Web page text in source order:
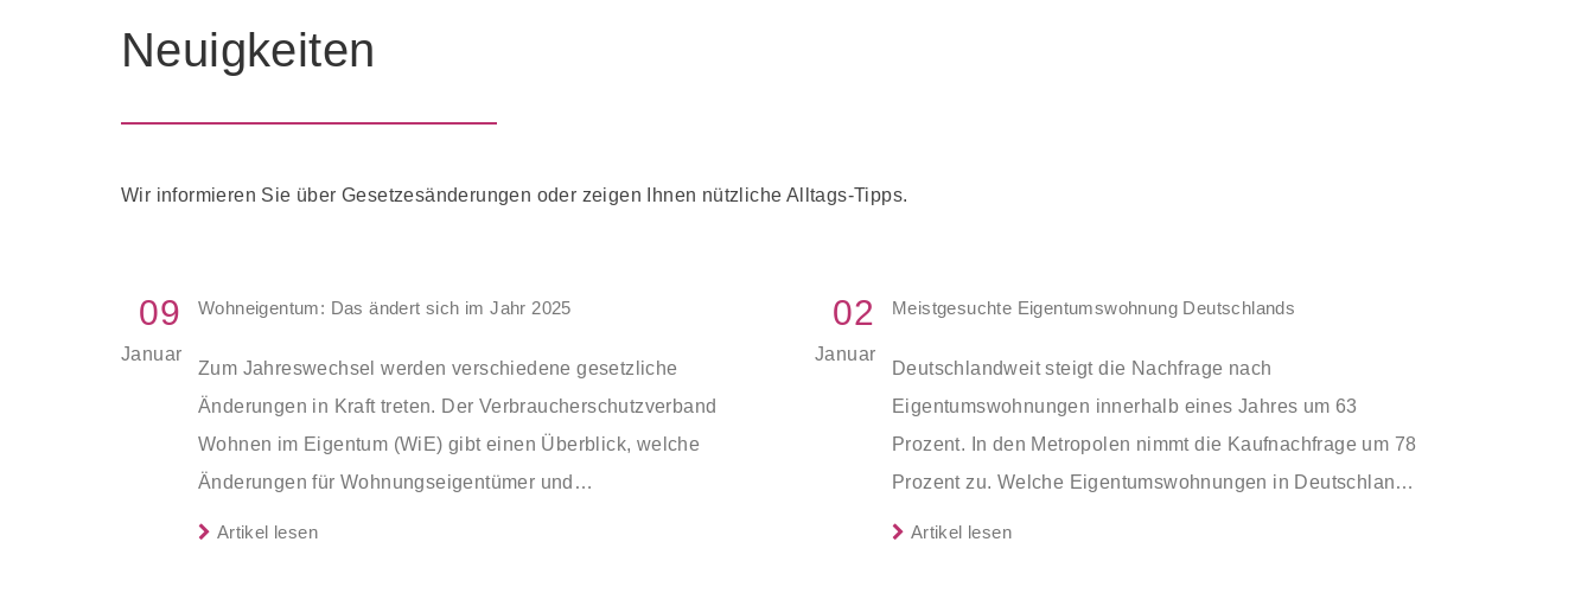
Neuigkeiten
Wir informieren Sie über Gesetzesänderungen oder zeigen Ihnen nützliche Alltags-Tipps.
09
Januar
Wohneigentum: Das ändert sich im Jahr 2025
Zum Jahreswechsel werden verschiedene gesetzliche
Änderungen in Kraft treten. Der Verbraucherschutzverband
Wohnen im Eigentum (WiE) gibt einen Überblick, welche
Änderungen für Wohnungseigentümer und
Wohnungseigentümergemeinschaften wichtig sind, wie
Artikel lesen
02
Januar
Meistgesuchte Eigentumswohnung Deutschlands
Deutschlandweit steigt die Nachfrage nach
Eigentumswohnungen innerhalb eines Jahres um 63
Prozent. In den Metropolen nimmt die Kaufnachfrage um 78
Prozent zu. Welche Eigentumswohnungen in Deutschland
und den acht Metropolen zurzeit am gefragtesten sind,
Artikel lesen